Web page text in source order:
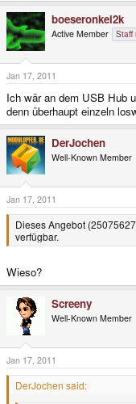
boeseronkel2k
Active Member Staff
Jan 17, 2011
Ich wär an dem USB Hub
denn überhaupt einzeln
DerJochen
Well-Known Member
Jan 17, 2011
Dieses Angebot
verfügbar.
Wieso?
Screeny
Well-Known Member
Jan 17, 2011
DerJochen said: